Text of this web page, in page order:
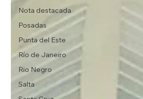
Nota destacada
Posadas
Punta del Este
Río de Janeiro
Rio Negro
Salta